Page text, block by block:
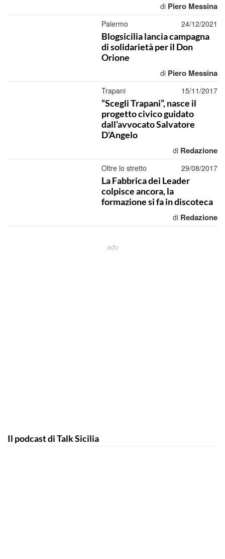
di Piero Messina
Palermo 24/12/2021
Blogsicilia lancia campagna
di solidarietà per il Don
Orione
di Piero Messina
Trapani 15/11/2017
“Scegli Trapani”, nasce il
progetto civico guidato
dall’avvocato Salvatore
D’Angelo
di Redazione
Oltre lo stretto 29/08/2017
La Fabbrica dei Leader
colpisce ancora, la
formazione si fa in discoteca
di Redazione
Il podcast di Talk Sicilia